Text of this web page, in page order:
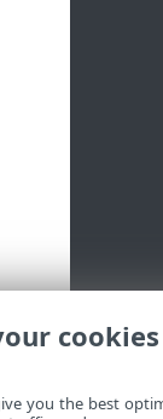
Možnost
cookies
you the best